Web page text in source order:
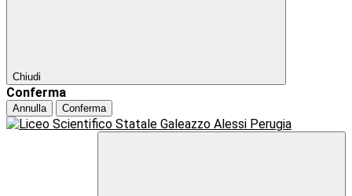
Chiudi
Conferma
Annulla Conferma